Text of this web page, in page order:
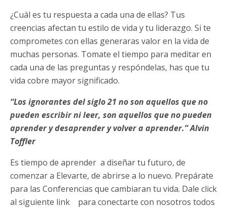
¿Cuál es tu respuesta a cada una de ellas? Tus
creencias afectan tu estilo de vida y tu liderazgo. Si te
comprometes con ellas generaras valor en la vida de
muchas personas. Tomate el tiempo para meditar en
cada una de las preguntas y respóndelas, has que tu
vida cobre mayor significado.
“Los ignorantes del siglo 21 no son aquellos que no
pueden escribir ni leer, son aquellos que no pueden
aprender y desaprender y volver a aprender.” Alvin
Toffler
Es tiempo de aprender a diseñar tu futuro, de
comenzar a Elevarte, de abrirse a lo nuevo. Prepárate
para las Conferencias que cambiaran tu vida. Dale click
al siguiente link
para conectarte con nosotros todos